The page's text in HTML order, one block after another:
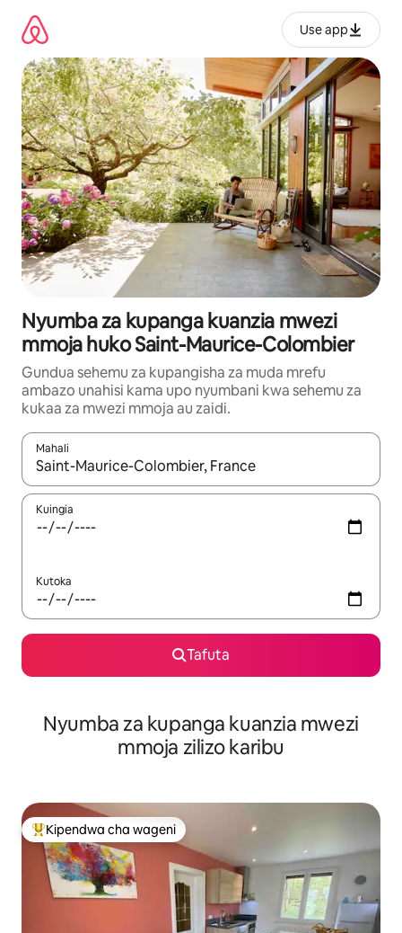
kwenda
kwenye
maudhui
Use app
Nyumba za kupanga kuanzia mwezi
mmoja huko Saint-Maurice-Colombier
Gundua sehemu za kupangisha za muda mrefu
ambazo unahisi kama upo nyumbani kwa sehemu za
kukaa za mwezi mmoja au zaidi.
Mahali
Wakati matokeo yanapatikana, vinjari kwa kutumia vitufe vya
Kuingia
Kutoka
Tafuta
Nyumba za kupanga kuanzia mwezi
mmoja zilizo karibu
Kipendwa maarufu cha wageni
Kipendwa cha wageni